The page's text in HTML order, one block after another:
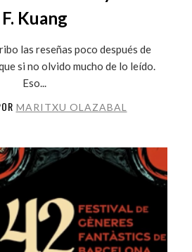
F. Kuang
las reseñas poco después de
si no olvido mucho de lo leído.
Eso...
MARITXU OLAZABAL